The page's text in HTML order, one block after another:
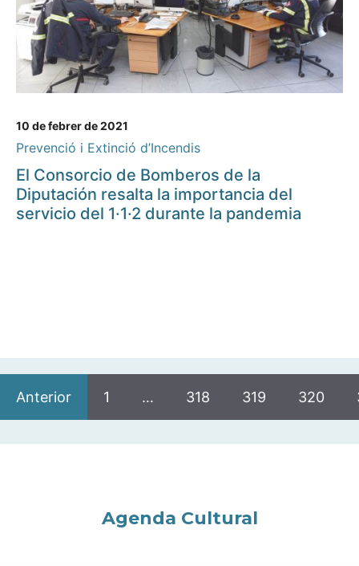
10 de febrer de 2021
Prevenció i Extinció d’Incendis
El Consorcio de Bomberos de la
Diputación resalta la importancia del
servicio del 1·1·2 durante la pandemia
Anterior 1 … 318 319 320
Agenda Cultural